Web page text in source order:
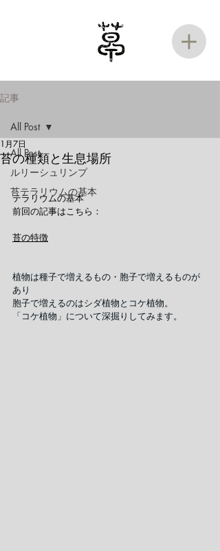
記事
All Post
ルリーシュリンプ
苔テラリウムの基本
All Post
苔の種類と生息場所
1月7日
テラリウムの基本
前回の記事はこちら：
苔の特徴
植物は種子で増えるもの・胞子で増えるものが
あり
胞子で増えるのはシダ植物とコケ植物。
「コケ植物」について深掘りしてみます。